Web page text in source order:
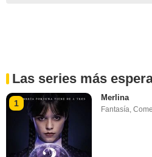
Las series más
1
Merlina
Fantasía,